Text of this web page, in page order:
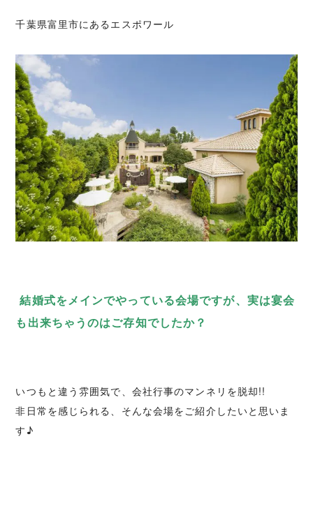
千葉県富里市にあるエスポワール
結婚式をメインでやっている会場ですが、実は宴会
も出来ちゃうのはご存知でしたか？
いつもと違う雰囲気で、会社行事のマンネリを脱却!!
非日常を感じられる、そんな会場をご紹介したいと思いま
す♪